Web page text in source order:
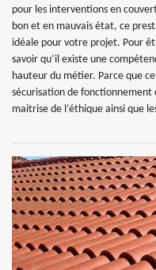
pour les interventions en
bon et en mauvais état, ce
idéale pour votre projet. Pour
savoir qu’il existe une
hauteur du métier. Parce que
sécurisation de fonctionnement
maitrise de l’éthique ainsi que